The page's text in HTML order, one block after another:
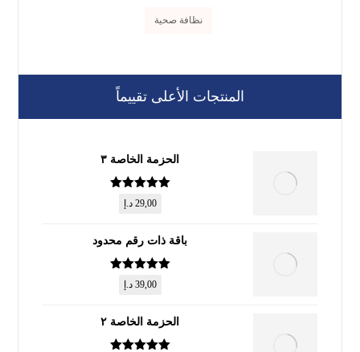
نظافة صحية
المنتجات الأعلى تقييماً
الحزمة الخاصة ٣
تم التقييم
من 5
29,00 د.إ
باقة ذات رقم محدود
تم التقييم
من 5
39,00 د.إ
الحزمة الخاصة ٢